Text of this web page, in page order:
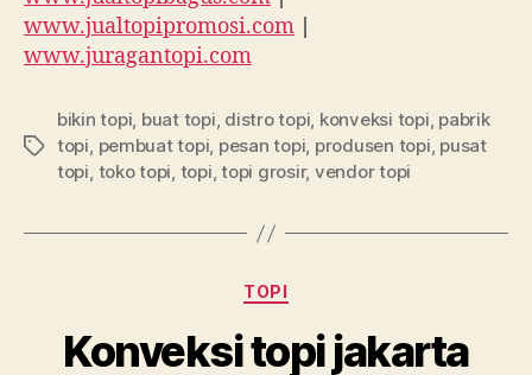
www.jualtopipromosi.com
www.juragantopi.com
Tags
bikin topi, buat topi, distro topi, konveksi topi, pabrik
topi, pembuat topi, pesan topi, produsen topi, pusat
topi, toko topi, topi,topi grosir, vendor topi
Categories
TOPI
Konveksi topi jakarta